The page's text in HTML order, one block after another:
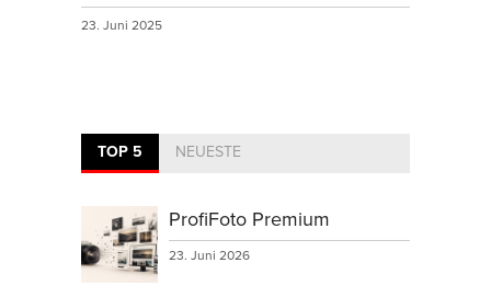
23. Juni 2025
TOP 5 NEUESTE
ProfiFoto Premium
23. Juni 2026